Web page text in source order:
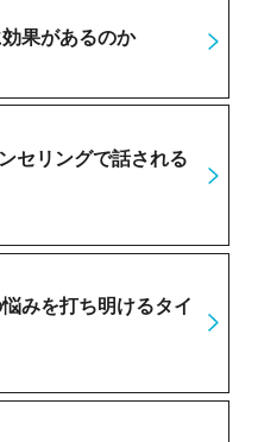
果があるのか
セリングで話される
みを打ち明けるタイ